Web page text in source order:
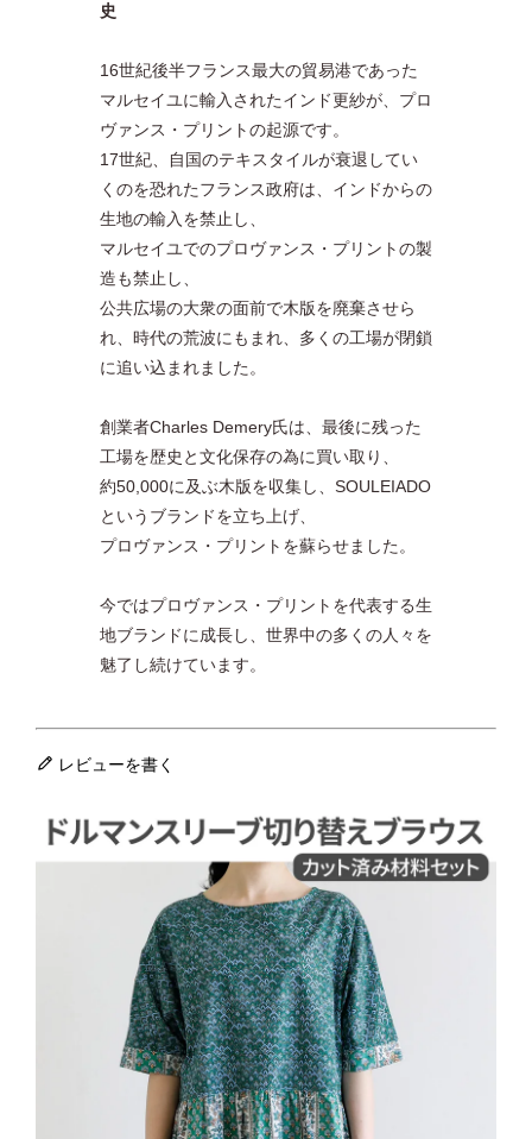
史
16世紀後半フランス最大の貿易港であった
マルセイユに輸入されたインド更紗が、プロ
ヴァンス・プリントの起源です。
17世紀、自国のテキスタイルが衰退してい
くのを恐れたフランス政府は、インドからの
生地の輸入を禁止し、
マルセイユでのプロヴァンス・プリントの製
造も禁止し、
公共広場の大衆の面前で木版を廃棄させら
れ、時代の荒波にもまれ、多くの工場が閉鎖
に追い込まれました。
創業者Charles Demery氏は、最後に残った
工場を歴史と文化保存の為に買い取り、
約50,000に及ぶ木版を収集し、SOULEIADO
というブランドを立ち上げ、
プロヴァンス・プリントを蘇らせました。
今ではプロヴァンス・プリントを代表する生
地ブランドに成長し、世界中の多くの人々を
魅了し続けています。
レビューを書く